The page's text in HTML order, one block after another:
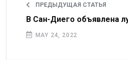
ПРЕДЫДУЩАЯ СТАТЬЯ
В Сан-Диего объявлена
MAY 24, 2022